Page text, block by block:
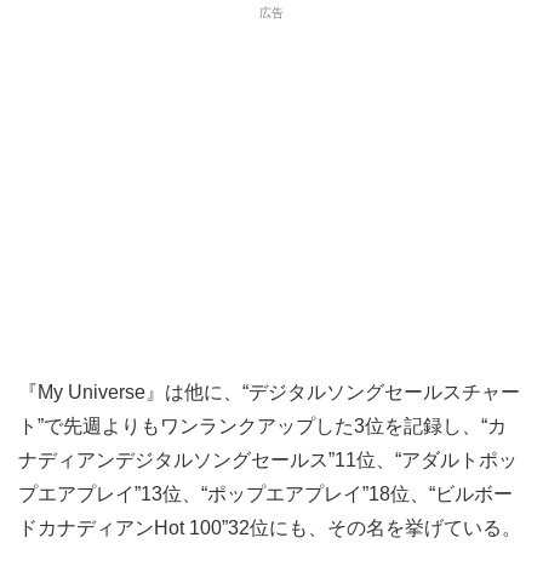
『My Universe』は他に、“デジタルソングセールスチャー
ト”で先週よりもワンランクアップした3位を記録し、“カ
ナディアンデジタルソングセールス”11位、“アダルトポッ
プエアプレイ”13位、“ポップエアプレイ”18位、“ビルボー
ドカナディアンHot 100”32位にも、その名を挙げている。